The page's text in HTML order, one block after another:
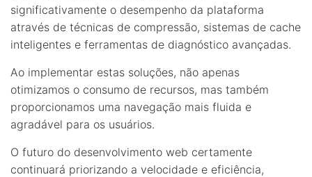
significativamente o desempenho da plataforma
através de técnicas de compressão, sistemas de cache
inteligentes e ferramentas de diagnóstico avançadas.
Ao implementar estas soluções, não apenas
otimizamos o consumo de recursos, mas também
proporcionamos uma navegação mais fluida e
agradável para os usuários.
O futuro do desenvolvimento web certamente
continuará priorizando a velocidade e eficiência,